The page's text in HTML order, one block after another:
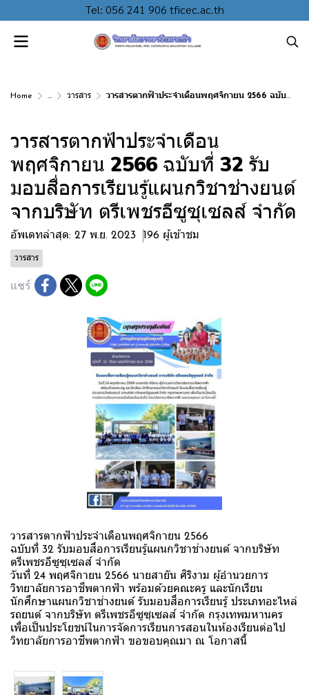
Tel: 056 241 906 tficec.ac.th
Home ... วารสาร วารสารตากฟ้าประจำเดือนพฤศจิกายน 2566 ฉบับที่ 32 รับมอบสื่อการเรียนรู้แผนกวิชาช่างยนต์ จากบริษัท ตรีเพชรอีซูซุเซลส์ จำกัด
วารสารตากฟ้าประจำเดือน
พฤศจิกายน 2566 ฉบับที่ 32 รับ
มอบสื่อการเรียนรู้แผนกวิชาช่างยนต์
จากบริษัท ตรีเพชรอีซูซุเซลส์ จำกัด
อัพเดทล่าสุด: 27 พ.ย. 2023 196 ผู้เข้าชม
วารสาร
แชร์
วารสารตากฟ้าประจำเดือนพฤศจิกายน 2566
ฉบับที่ 32 รับมอบสื่อการเรียนรู้แผนกวิชาช่างยนต์ จากบริษัท
ตรีเพชรอีซูซุเซลส์ จำกัด
วันที่ 24 พฤศจิกายน 2566 นายสายัน ศิริงาม ผู้อำนวยการ
วิทยาลัยการอาชีพตากฟ้า พร้อมด้วยคณะครู และนักเรียน
นักศึกษาแผนกวิชาช่างยนต์ รับมอบสื่อการเรียนรู้ ประเภทอะไหล่
รถยนต์ จากบริษัท ตรีเพชรอีซูซุเซลส์ จำกัด กรุงเทพมหานคร
เพื่อเป็นประโยชน์ในการจัดการเรียนการสอนในห้องเรียนต่อไป
วิทยาลัยการอาชีพตากฟ้า ขอขอบคุณมา ณ โอกาสนี้